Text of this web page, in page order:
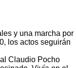
y una marcha por
los actos seguirán
Claudio Pocho